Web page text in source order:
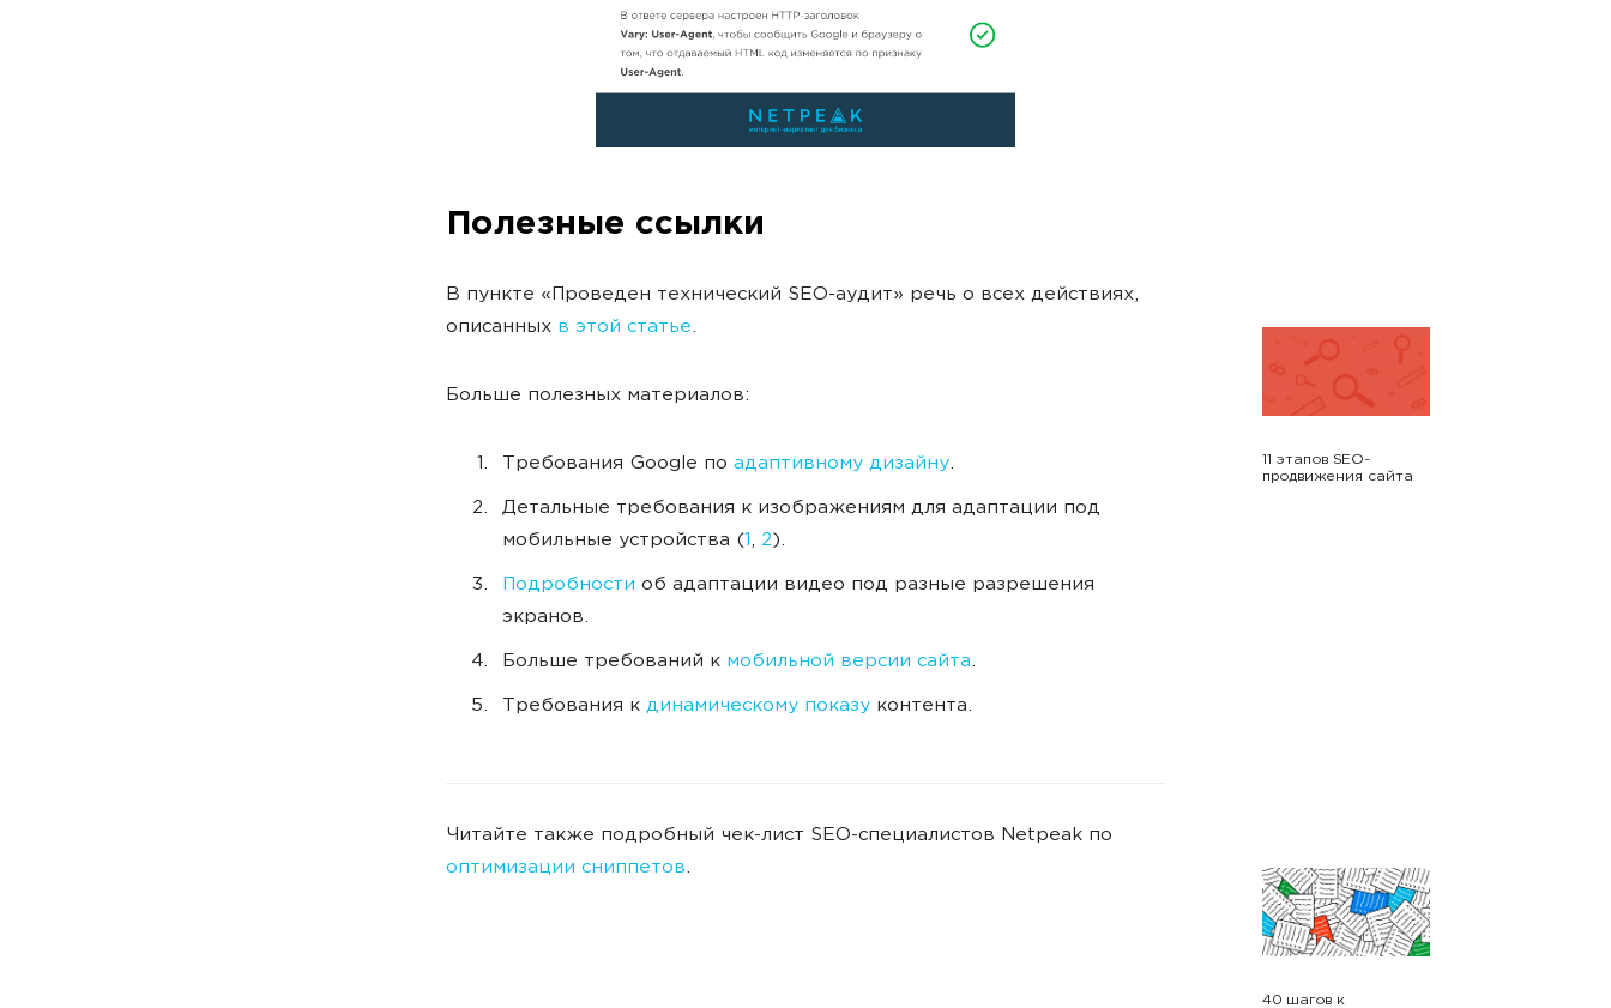
Полезные ссылки
11 этапов SEO-
продвижения сайта
В пункте «Проведен технический SEO-аудит» речь о всех действиях,
описанных в этой статье.
Больше полезных материалов:
Требования Google по адаптивному дизайну.
Детальные требования к изображениям для адаптации под
мобильные устройства (1, 2).
Подробности об адаптации видео под разные разрешения
экранов.
Больше требований к мобильной версии сайта.
Требования к динамическому показу контента.
40 шагов к
Читайте также подробный чек-лист SEO-специалистов Netpeak по
оптимизации сниппетов.